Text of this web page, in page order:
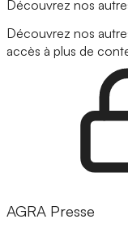
Découvrez nos
Découvrez nos
accès à plus de
AGRA Presse